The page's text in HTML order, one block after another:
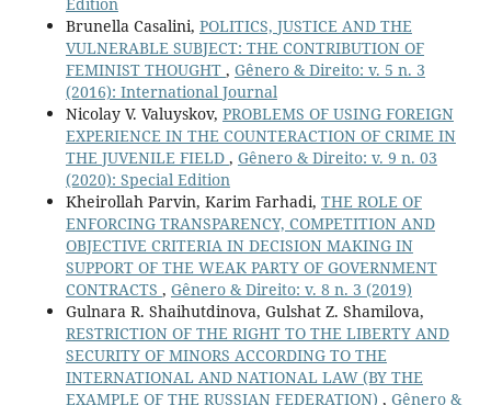
Brunella Casalini, POLITICS, JUSTICE AND THE
VULNERABLE SUBJECT: THE CONTRIBUTION OF
FEMINIST THOUGHT , Gênero & Direito: v. 5 n. 3
(2016): International Journal
Nicolay V. Valuyskov, PROBLEMS OF USING FOREIGN
EXPERIENCE IN THE COUNTERACTION OF CRIME IN
THE JUVENILE FIELD , Gênero & Direito: v. 9 n. 03
(2020): Special Edition
Kheirollah Parvin, Karim Farhadi, THE ROLE OF
ENFORCING TRANSPARENCY, COMPETITION AND
OBJECTIVE CRITERIA IN DECISION MAKING IN
SUPPORT OF THE WEAK PARTY OF GOVERNMENT
CONTRACTS , Gênero & Direito: v. 8 n. 3 (2019)
Gulnara R. Shaihutdinova, Gulshat Z. Shamilova,
RESTRICTION OF THE RIGHT TO THE LIBERTY AND
SECURITY OF MINORS ACCORDING TO THE
INTERNATIONAL AND NATIONAL LAW (BY THE
EXAMPLE OF THE RUSSIAN FEDERATION) , Gênero &